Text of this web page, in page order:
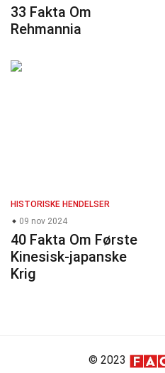
33 Fakta Om
Rehmannia
HISTORISKE HENDELSER
09 nov 2024
40 Fakta Om Første
Kinesisk-japanske
Krig
© 2023